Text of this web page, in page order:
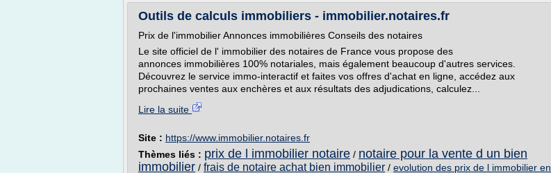
Outils de calculs immobiliers - immobilier.notaires.fr
Prix de l'immobilier Annonces immobilières Conseils des notaires
Le site officiel de l' immobilier des notaires de France vous propose des
annonces immobilières 100% notariales, mais également beaucoup d'autres services.
Découvrez le service immo-interactif et faites vos offres d'achat en ligne, accédez aux
prochaines ventes aux enchères et aux résultats des adjudications, calculez...
Lire la suite
Site : https://www.immobilier.notaires.fr
Thèmes liés : prix de l immobilier notaire / notaire pour la vente d un bien
immobilier / frais de notaire achat bien immobilier / evolution des prix de l immobilier en